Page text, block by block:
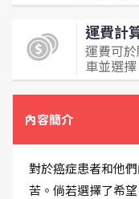
運費計
運費可
車並選
內容簡介
對於癌症患者和他
苦。倘若選擇了希